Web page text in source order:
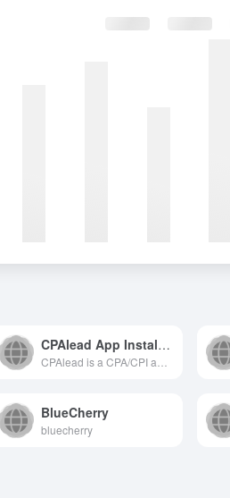
CPAlead App Install Network
BlueCherry
bluecherry